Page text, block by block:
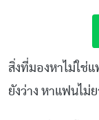
สิ่งที่มองหาไม่ใช่
ยังว่าง หาแฟนไม่